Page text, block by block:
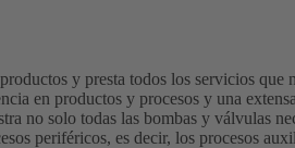
y presta todos los servicios que
en productos y procesos y una
no solo todas las bombas y válvulas
periféricos, es decir, los procesos